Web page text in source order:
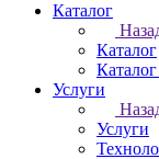
Каталог
Каталог
Услуги
Услуги